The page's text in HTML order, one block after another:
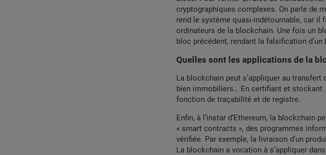
cryptographiques complexes. On parle de
rend le système quasi-indétournable, car il
ordinateurs de la blockchain. Une fois un
bloc précédent, rendant la falsification
Quelles sont les applications de la
La blockchain peut s’appliquer au
bien immobiliers… En certifiant et stockant
fonction de traçabilité et de registre.
Enfin, à l’instar d’Ethereum, la blockchain
« smart contracts », des programmes
vérifiée. Par exemple, la livraison d’un
La blockchain a vocation à s’appliquer